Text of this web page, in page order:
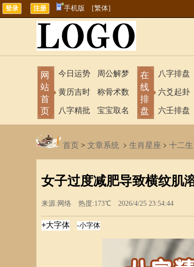
手机版 [繁体]
网
站
首
页
今日运势
黄历吉时
八字精批
周公解梦
称骨术数
宝宝取名
在
线
排
盘
八字排盘
六爻起卦
六壬排盘
首页 > 文章系统 ﹥ 生肖星座 ﹥ 十二生
女子过度减肥导致横纹肌
来源:网络 热度:173℃ 2026/4/25 23:54:44